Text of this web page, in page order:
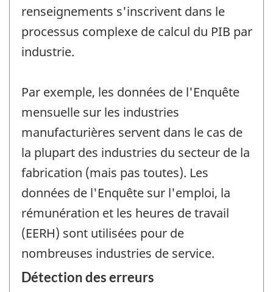
renseignements s'inscrivent dans le
processus complexe de calcul du PIB par
industrie.
Par exemple, les données de l'Enquête
mensuelle sur les industries
manufacturières servent dans le cas de
la plupart des industries du secteur de la
fabrication (mais pas toutes). Les
données de l'Enquête sur l'emploi, la
rémunération et les heures de travail
(EERH) sont utilisées pour de
nombreuses industries de service.
Détection des erreurs